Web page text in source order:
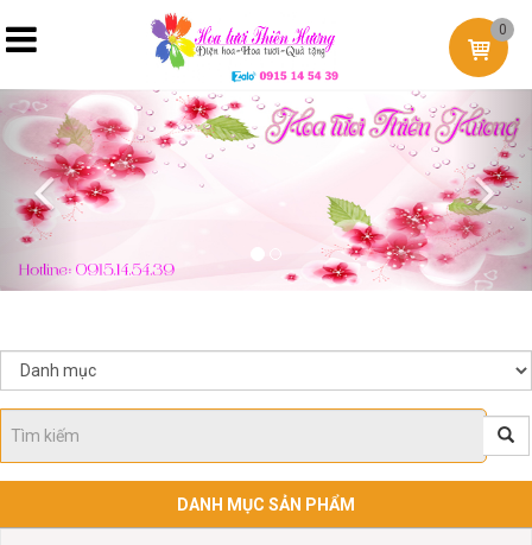
0
Previous
DANH MỤC SẢN PHẨM